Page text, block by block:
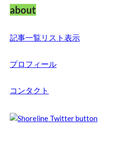
about
記事一覧リスト表示
プロフィール
コンタクト